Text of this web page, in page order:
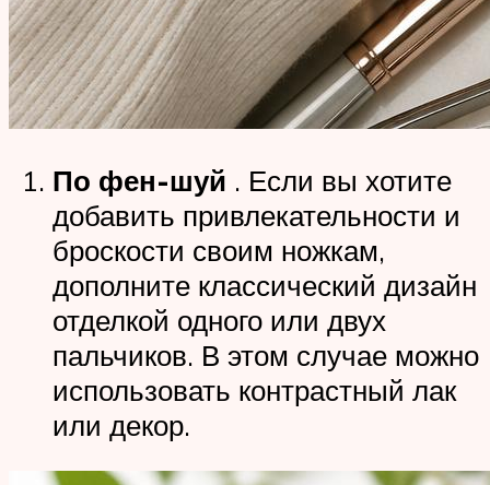
По фен-шуй . Если вы хотите
добавить привлекательности и
броскости своим ножкам,
дополните классический дизайн
отделкой одного или двух
пальчиков. В этом случае можно
использовать контрастный лак
или декор.